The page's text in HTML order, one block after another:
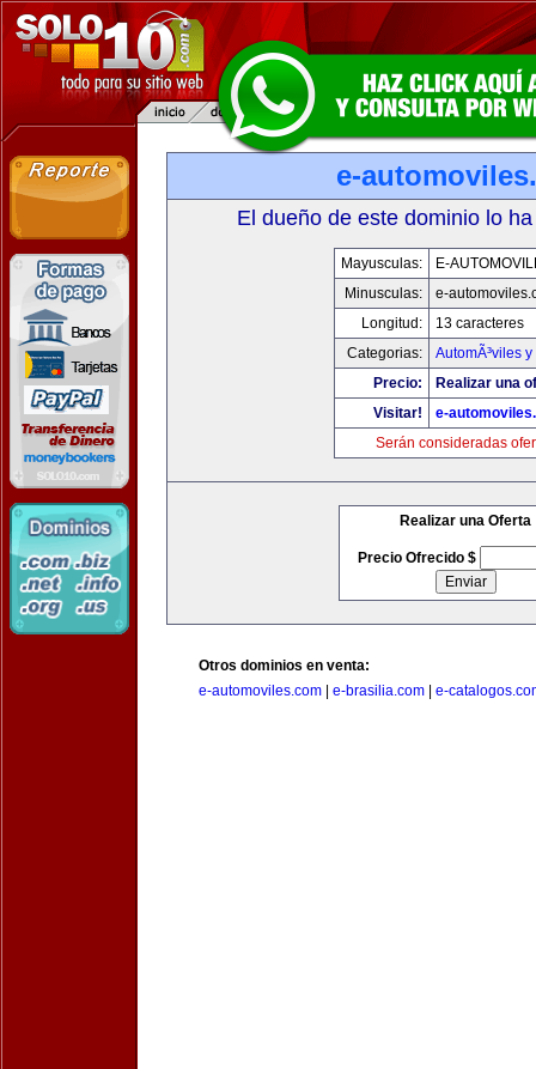
e-
El dueño de este dominio lo
Mayusculas:
E-
Minusculas:
e-
Longitud:
13 caracteres
Categorias:
AutomÃ³viles
Precio:
Realizar una
Visitar!
e-
Serán consideradas
Realizar una Oferta
Precio Ofrecido $
Otros dominios en venta:
e-automoviles.com
e-brasilia.com e-